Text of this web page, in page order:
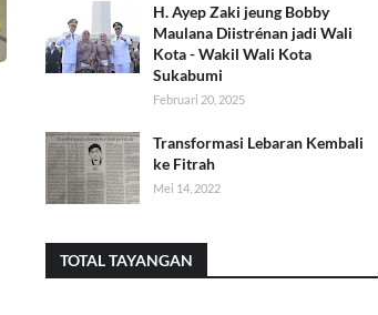
H. Ayep Zaki jeung Bobby
Maulana Diistrénan jadi Wali
Kota - Wakil Wali Kota
Sukabumi
Februari 20, 2025
Transformasi Lebaran Kembali
ke Fitrah
Mei 14, 2022
TOTAL TAYANGAN